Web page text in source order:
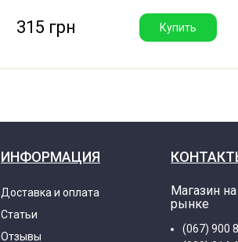
315 грн Купить
ИНФОРМАЦИЯ
Доставка и оплата
Статьи
Отзывы
Магазин
рынке
(067) 900